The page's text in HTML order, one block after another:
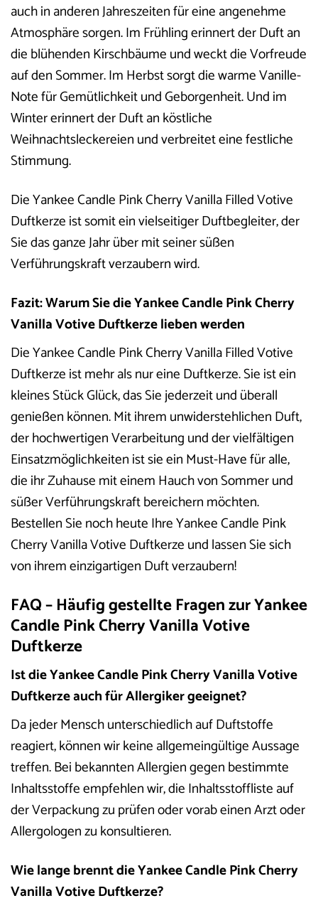
auch in anderen Jahreszeiten für eine angenehme
Atmosphäre sorgen. Im Frühling erinnert der Duft an
die blühenden Kirschbäume und weckt die Vorfreude
auf den Sommer. Im Herbst sorgt die warme Vanille-
Note für Gemütlichkeit und Geborgenheit. Und im
Winter erinnert der Duft an köstliche
Weihnachtsleckereien und verbreitet eine festliche
Stimmung.
Die Yankee Candle Pink Cherry Vanilla Filled Votive
Duftkerze ist somit ein vielseitiger Duftbegleiter, der
Sie das ganze Jahr über mit seiner süßen
Verführungskraft verzaubern wird.
Fazit: Warum Sie die Yankee Candle Pink Cherry
Vanilla Votive Duftkerze lieben werden
Die Yankee Candle Pink Cherry Vanilla Filled Votive
Duftkerze ist mehr als nur eine Duftkerze. Sie ist ein
kleines Stück Glück, das Sie jederzeit und überall
genießen können. Mit ihrem unwiderstehlichen Duft,
der hochwertigen Verarbeitung und der vielfältigen
Einsatzmöglichkeiten ist sie ein Must-Have für alle,
die ihr Zuhause mit einem Hauch von Sommer und
süßer Verführungskraft bereichern möchten.
Bestellen Sie noch heute Ihre Yankee Candle Pink
Cherry Vanilla Votive Duftkerze und lassen Sie sich
von ihrem einzigartigen Duft verzaubern!
FAQ – Häufig gestellte Fragen zur Yankee
Candle Pink Cherry Vanilla Votive
Duftkerze
Ist die Yankee Candle Pink Cherry Vanilla Votive
Duftkerze auch für Allergiker geeignet?
Da jeder Mensch unterschiedlich auf Duftstoffe
reagiert, können wir keine allgemeingültige Aussage
treffen. Bei bekannten Allergien gegen bestimmte
Inhaltsstoffe empfehlen wir, die Inhaltsstoffliste auf
der Verpackung zu prüfen oder vorab einen Arzt oder
Allergologen zu konsultieren.
Wie lange brennt die Yankee Candle Pink Cherry
Vanilla Votive Duftkerze?